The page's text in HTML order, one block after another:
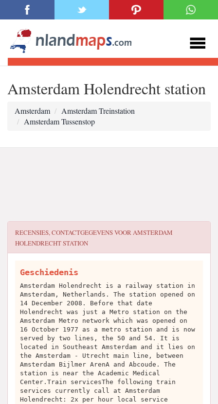
Amsterdam Holendrecht station
Amsterdam
Amsterdam Treinstation
Amsterdam Tussenstop
RECENSIES, CONTACTGEGEVENS VOORAMSTERDAM
HOLENDRECHT STATION
Geschiedenis
Amsterdam Holendrecht is a railway station in
Amsterdam, Netherlands. The station opened on
14 December 2008. Before that date
Holendrecht was just a Metro station on the
Amsterdam Metro network which was opened on
16 October 1977 as a metro station and is now
served by two lines, the 50 and 54. It is
located in Southeast Amsterdam and it lies on
the Amsterdam - Utrecht main line, between
Amsterdam Bijlmer ArenA and Abcoude. The
station is near the Academic Medical
Center.Train servicesThe following train
services currently call at Amsterdam
Holendrecht: 2x per hour local service